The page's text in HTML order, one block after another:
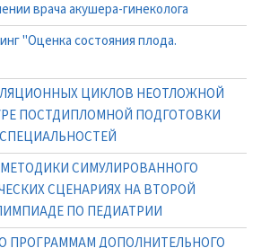
врача акушера-гинеколога
"Оценка состояния плода.
ЦИКЛОВ НЕОТЛОЖНОЙ
ПОСТДИПЛОМНОЙ ПОДГОТОВКИ
СИМУЛИРОВАННОГО
СЦЕНАРИЯХ НА ВТОРОЙ
ПО ПЕДИАТРИИ
ПРОГРАММАМ ДОПОЛНИТЕЛЬНОГО